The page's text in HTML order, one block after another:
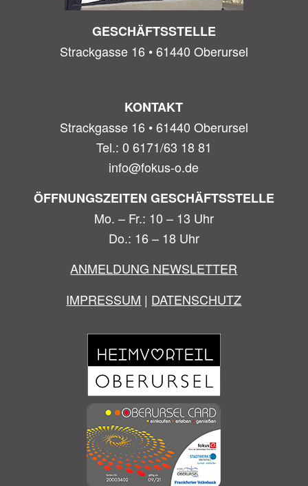
GESCHÄFTSSTELLE
Strackgasse 16 • 61440 Oberursel
KONTAKT
Strackgasse 16 • 61440 Oberursel
Tel.: 0 6171/63 18 81
info@fokus-o.de
ÖFFNUNGSZEITEN GESCHÄFTSSTELLE
Mo. – Fr.: 10 – 13 Uhr
Do.: 16 – 18 Uhr
ANMELDUNG NEWSLETTER
IMPRESSUM | DATENSCHUTZ